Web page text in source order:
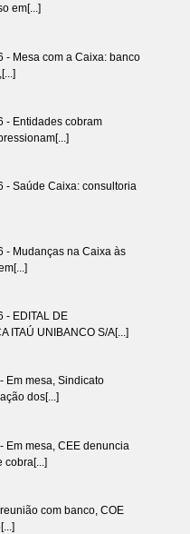
em[...]
- Mesa com a Caixa: banco
- Entidades cobram
- Saúde Caixa: consultoria
- Mudanças na Caixa às
- EDITAL DE
ITAÚ UNIBANCO S/A[...]
Em mesa, Sindicato
dos[...]
Em mesa, CEE denuncia
cobra[...]
com banco, COE